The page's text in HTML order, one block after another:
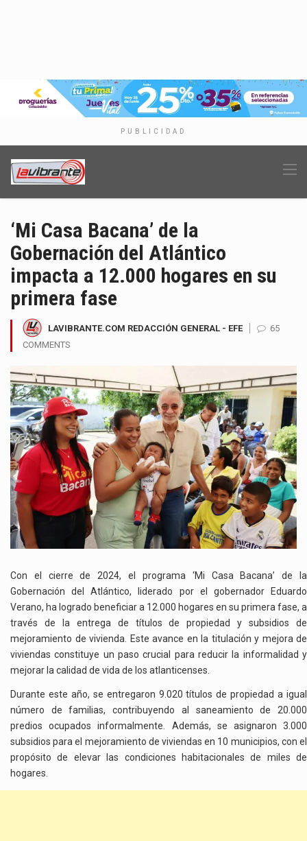
PUBLICIDAD
‘Mi Casa Bacana’ de la
Gobernación del Atlántico
impacta a 12.000 hogares en su
primera fase
LAVIBRANTE.COM REDACCIÓN GENERAL - EFE
65
COMMENTS
Con el cierre de 2024, el programa ‘Mi Casa Bacana’ de la
Gobernación del Atlántico, liderado por el gobernador Eduardo
Verano, ha logrado beneficiar a 12.000 hogares en su primera fase, a
través de la entrega de títulos de propiedad y subsidios de
mejoramiento de vivienda. Este avance en la titulación y mejora de
viviendas constituye un paso crucial para reducir la informalidad y
mejorar la calidad de vida de los atlanticenses.
Durante este año, se entregaron 9.020 títulos de propiedad a igual
número de familias, contribuyendo al saneamiento de 20.000
predios ocupados informalmente. Además, se asignaron 3.000
subsidios para el mejoramiento de viviendas en 10 municipios, con el
propósito de elevar las condiciones habitacionales de miles de
hogares.